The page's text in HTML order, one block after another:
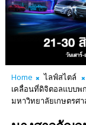
Home ไลฟ์สไตล์
เคลื่อนที่ดิจิตอลแบบพ
มหาวิทยาลัยเกษตรศ